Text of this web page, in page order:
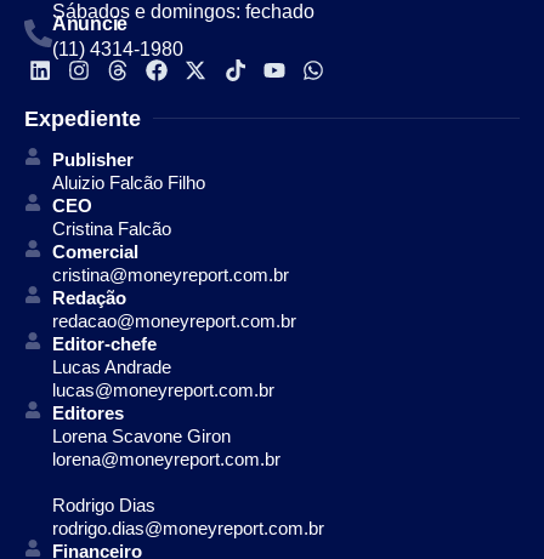
Sábados e domingos: fechado
Anuncie
(11) 4314-1980
Expediente
Publisher
Aluizio Falcão Filho
CEO
Cristina Falcão
Comercial
cristina@moneyreport.com.br
Redação
redacao@moneyreport.com.br
Editor-chefe
Lucas Andrade
lucas@moneyreport.com.br
Editores
Lorena Scavone Giron
lorena@moneyreport.com.br
Rodrigo Dias
rodrigo.dias@moneyreport.com.br
Financeiro